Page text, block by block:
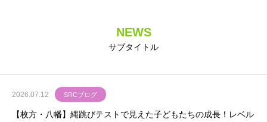
NEWS
サブタイトル
2026.07.12 SRCブログ
【枚方・八幡】縄跳びテストで見えた子どもたちの成長！レベル